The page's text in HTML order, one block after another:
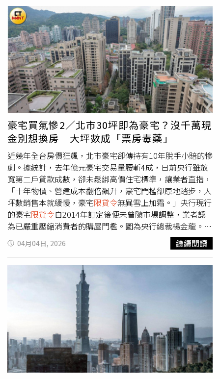
負擔壓力已加速超車。李家妮表示，也因為價格帶快速上
揚，影響老公寓在市場結構及流動性相對弱化，銀行授信配
置上也更傾向集中於風險較低的新屋產品，加上台南30歲以
下小資族進場比例增加，該族群整體信用條件有限，綜合影
響下，使核貸條件本就保守的老公寓，可貸金額再往下調，
自備款壓力也因此升高。
海沃創意行銷總經理林睿豪指出，這次第二戶放寬，是政府
第七波信用管制以來首次鬆綁動作，顯示官方態度轉向「鬆
綁或持平」，不再進一步收緊。他強調，去年底市場「慘不
忍睹」，來客稀少，但今年天氣回暖加上政策利多，賞屋人
潮明顯回升，已有數個案場銷售表現優異。回顧過去一年
半，不只國內房市政策影響，外部環境還有關稅、地緣政
治、戰爭等國際局勢，民眾等房價下跌、觀望氣氛濃；然而
實際上，房價就跟物價一樣，幾乎是「有去無回」。專家認
為，預售屋付款輕鬆又能賺增值紅利，以目前政策逐步放寬
的態勢，3年後交屋時，貸款限制問題或許已恢復過往常
態。（示意圖／林榮芳攝）專家普遍認為，房價頂多因市場
不佳小修，但不會出現大幅下跌，核心原因在於台灣土地價
格長期居高不下，通貨膨脹更推升原料、工資，萬物齊漲讓
造價持續攀升，建商沒理由要做賠本生意。富比士網路科技
公司執行長陳高超也表示，過去建築業獲利維持15~20%，
如今降至10%以下，建商只能咬牙撐住價格，不會輕易降價
拋售，成本問題讓價格難以下修，建商只會轉而以高規格裝
潢或贈品維持售價競爭力。新聯陽代銷董事長王志祥也提到
若消費者有購屋需求，又遇上合適格局產品，就該果斷進
場，「等房價跌到底」可能永遠等不到那個點。王志祥也進
一步說明，若現金充裕、有馬上入住的需求，建議可選成
屋；預售則適合分期付款，彈性更高。不過，優質成屋庫存
有限，以雙北來說，好地段、座向、格局早已在預售階段就
被搶光，其實買預售比較能確保拿到心儀產品，存錢負擔也
相對輕鬆。甲山林董事長祝文宇也表示，房地產不像股票、
黃金或加密貨幣，一天內從未出現10%漲跌紀錄，其穩定性
在世界局勢混沌不明、低利率環境下，成為資產保值、抗通
膨的標的。甲山林也特別設置房地產理財中心，協助民眾掌
握正確購屋、財務、稅務等理財資訊。總結來看，政府鬆綁
房貸成數開啟買氣復甦，但房價仍有堅挺無跌勢的理由支
撐。專家與業者認為，現在自住需求主導市場，搭配誠意售
價策略，正是換屋族與首購族布局的不二時機，建議有需求
豪宅買氣慘2／北市30坪即為豪宅？沒千萬現
金別想換房 大坪數成「票房毒藥」
近幾年全台房價狂飆，北市豪宅卻傳持有10年脫手小賠的慘
劇。據統計，去年億元豪宅交易量腰斬4成，日前央行雖放
寬第二戶貸款成數，卻未鬆綁高價住宅標準，讓業者直指，
「十年物價、營建成本翻倍飆升，豪宅門檻卻原地踏步，大
坪數銷售本就緩慢，豪宅限貸令無異雪上加霜。」央行現行
的豪宅限貸令自2014年訂定後便未曾隨市場調整，業者認
為已嚴重壓縮消費者的購屋門檻。圖為央行總裁楊金龍。
（圖／報系資料庫）根據實價登錄發現，近半年台北市億級
豪宅屢傳賠售交易，去年9月，捷運東門站附近的「璞園信
帳面虧損超過600萬元；今年1月，松江路的「華固松疆」
低樓層戶以1.28億元成交，也比2014年買進時少了350萬
元。台灣房屋趨勢中心執行長張旭嵐觀察，賠錢賣的豪宅交
易主要有「社區規模小」、「缺乏隱密性」、「中低樓層
戶」3大共同點，不過確實因近年政府打房，對於高總價住
宅祭出諸多限制，包括高總價宅貸款成數降為3成、法人購
買住宅採許可制，都大幅限縮了高資產族購買豪宅的意願和
靈活性。事實上，央行於2014年起修訂對高價住宅的認定
標準，凡台北市總價7,000萬元、新北市6,000萬元、其他地
04月04日, 2026 繼續閱讀